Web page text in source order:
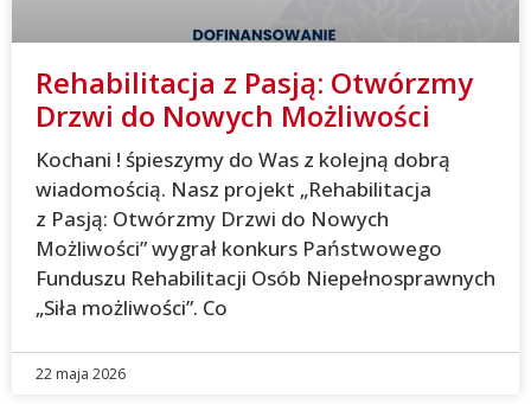
Rehabilitacja z Pasją: Otwórzmy
Drzwi do Nowych Możliwości
Kochani ! śpieszymy do Was z kolejną dobrą
wiadomością. Nasz projekt „Rehabilitacja
z Pasją: Otwórzmy Drzwi do Nowych
Możliwości” wygrał konkurs Państwowego
Funduszu Rehabilitacji Osób Niepełnosprawnych
„Siła możliwości”. Co
22 maja 2026